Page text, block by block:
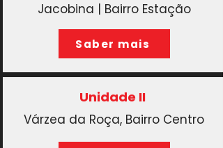
Jacobina | Bairro Estação
Saber mais
Unidade II
Várzea da Roça, Bairro Centro